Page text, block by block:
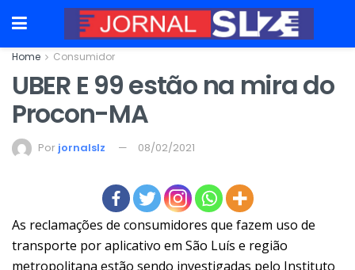
Home Consumidor
UBER E 99 estão na mira do
Procon-MA
Por jornalslz 08/02/2021
As reclamações de consumidores que fazem uso de
transporte por aplicativo em São Luís e região
metropolitana estão sendo investigadas pelo Instituto